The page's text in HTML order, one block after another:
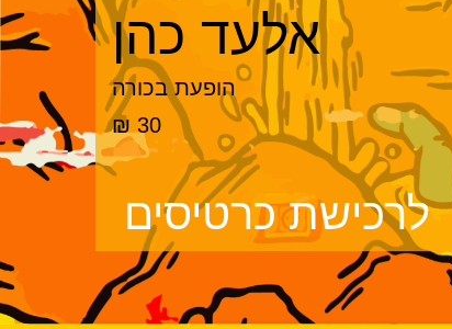
אלעד כהן
הופעת בכורה
30 ₪
לרכישת כרטיסים